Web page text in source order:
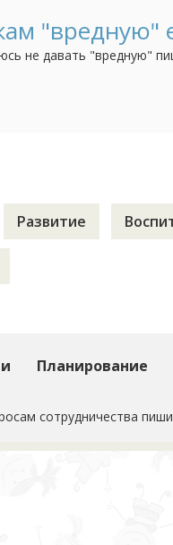
покушать, да
самое. Я понимаю, что
"вредную"
не давать "вредную"
у нее девочка на
ребенок спокойно ел лук
Развитие
Планирование
сотрудничества